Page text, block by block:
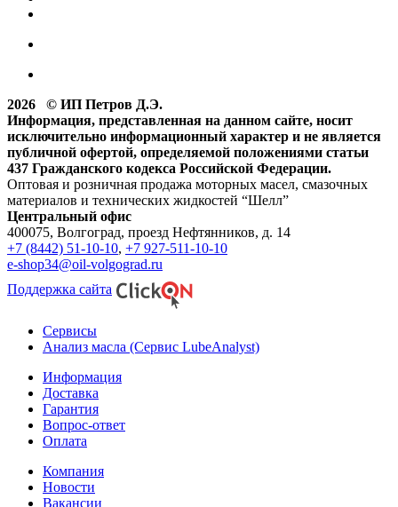
2026 © ИП Петров Д.Э.
Информация, представленная на данном сайте, носит
исключительно информационный характер и не является
публичной офертой, определяемой положениями статьи
437 Гражданского кодекса Российской Федерации.
Оптовая и розничная продажа моторных масел, смазочных
материалов и технических жидкостей “Шелл”
Центральный офис
400075, Волгоград, проезд Нефтянников, д. 14
+7 (8442) 51-10-10, +7 927-511-10-10
e-shop34@oil-volgograd.ru
Поддержка сайта
Сервисы
Анализ масла (Сервис LubeAnalyst)
Информация
Доставка
Гарантия
Вопрос-ответ
Оплата
Компания
Новости
Вакансии